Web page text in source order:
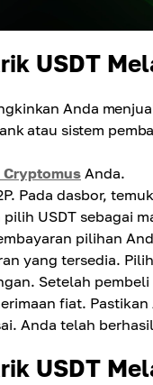
USDT
Anda
atau sistem
Cryptomus Anda.
Pada dasbor,
pilih USDT sebagai
pilihan
yang tersedia.
Setelah
fiat.
Anda telah
USDT